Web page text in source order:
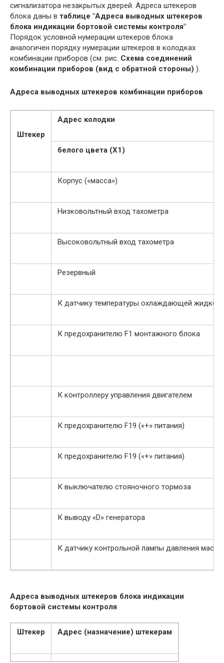
сигнализатора незакрытых дверей. Адреса штекеров
блока даны в таблице "Адреса выводных штекеров
блока индикации бортовой системы контроля"
Порядок условной нумерации штекеров блока
аналогичен порядку нумерации штекеров в колодках
комбинации приборов (см. рис. Схема соединений
комбинации приборов (вид с обратной стороны) ).
Адреса выводных штекеров комбинации приборов
Штекер
Адрес колодки
белого цвета (Х1)
Корпус («масса»)
Низковольтный вход тахометра
Высоковольтный вход тахометра
Резервный
К датчику температуры охлаждающей
К предохранителю F1 монтажного блока
К контроллеру управления двигателем
К предохранителю F19 («+» питания)
К предохранителю F19 («+» питания)
К выключателю стояночного тормоза
К выводу «D» генератора
К датчику контрольной лампы давления масла
Адреса выводных штекеров блока индикации
бортовой системы контроля
Штекер Адрес (назначение) штекерам